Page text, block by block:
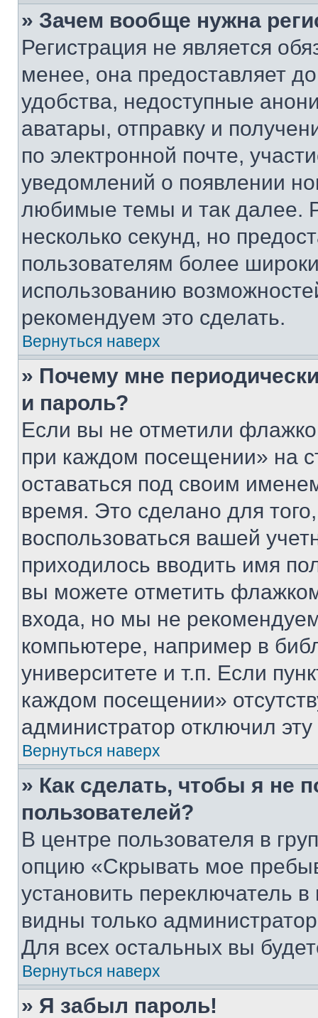
» Зачем вообще нужна
Регистрация не является
менее, она предоставляет
удобства, недоступные
аватары, отправку и
по электронной почте,
уведомлений о появлении
любимые темы и так далее.
несколько секунд, но
пользователям более
использованию
рекомендуем это сделать.
Вернуться наверх
» Почему мне
и пароль?
Если вы не отметили
при каждом посещении» на
оставаться под своим
время. Это сделано для
воспользоваться вашей
приходилось вводить имя
вы можете отметить
входа, но мы не
компьютере, например в
университете и т.п. Если
каждом посещении»
администратор отключил
Вернуться наверх
» Как сделать, чтобы я не
пользователей?
В центре пользователя в
опцию «Скрывать мое
установить переключатель
видны только
Для всех остальных вы
Вернуться наверх
» Я забыл пароль!